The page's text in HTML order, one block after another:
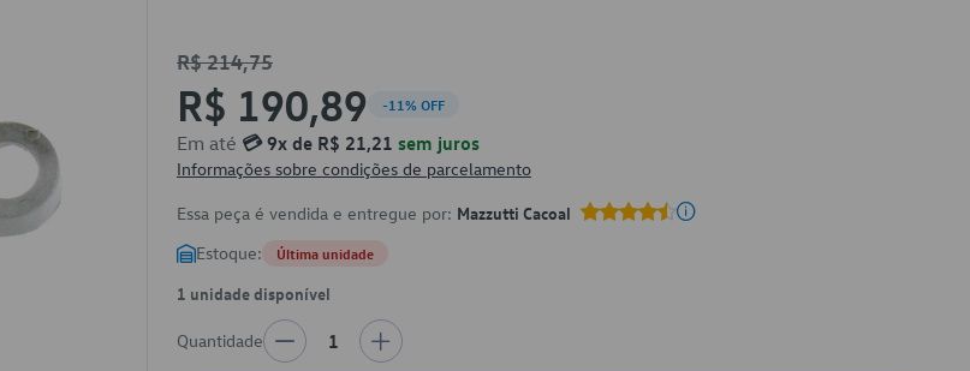
R$ 214,75
R$ 190,89 -11% OFF
Em até 💳 9x de R$ 21,21 sem juros
Informações sobre condições de parcelamento
Essa peça é vendida e entregue por: Mazzutti Cacoal
Estoque: Última unidade
1 unidade disponível
Quantidade 1